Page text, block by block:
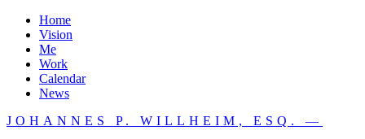
Home
Vision
Me
Work
Calendar
News
JOHANNES P. WILLHEIM, ESQ. —